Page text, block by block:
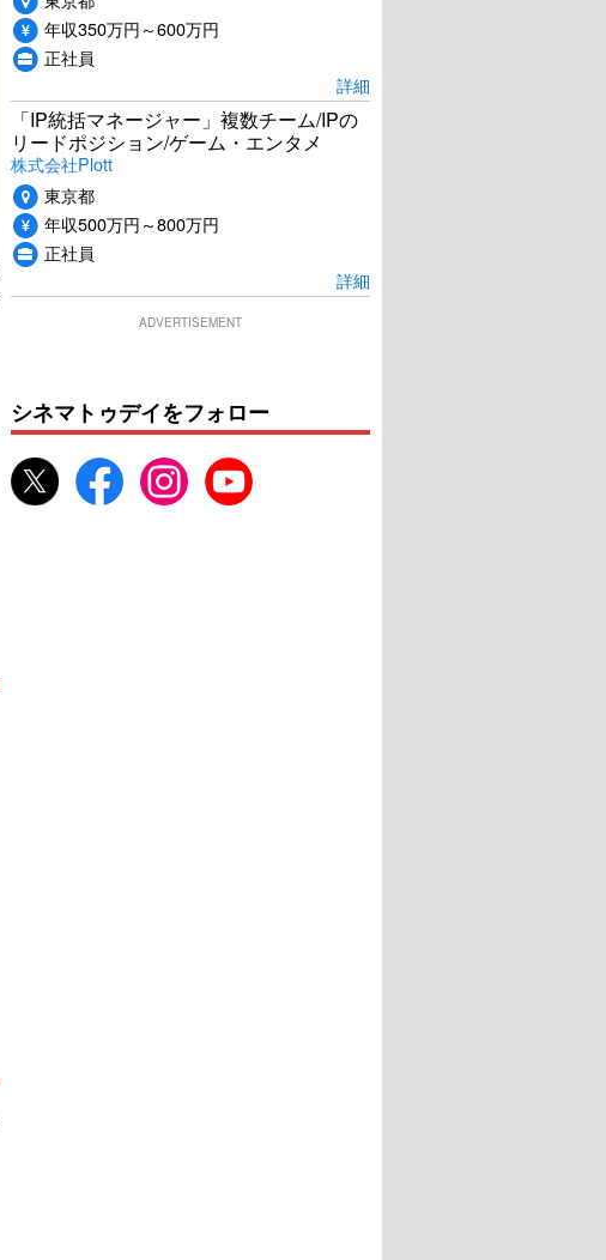
年収350万円～600万円
正社員
詳細
「IP統括マネージャー」複数チーム/IPの
リードポジション/ゲーム・エンタメ
株式会社Plott
東京都
年収500万円～800万円
正社員
詳細
ADVERTISEMENT
シネマトゥデイをフォロー